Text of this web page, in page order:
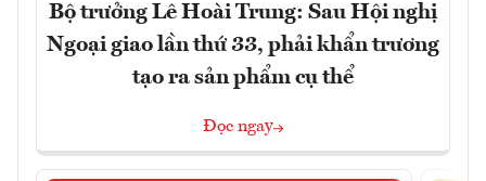
Bộ trưởng Lê Hoài Trung: Sau Hội nghị
Ngoại giao lần thứ 33, phải khẩn trương
tạo ra sản phẩm cụ thể
Đọc ngay